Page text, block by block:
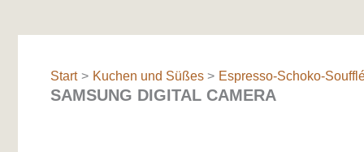
Start Kuchen und Süßes Espresso-Schoko-
SAMSUNG DIGITAL CAMERA